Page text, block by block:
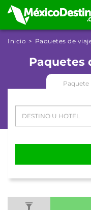
Inicio Paquetes de
Paquetes
Paquete